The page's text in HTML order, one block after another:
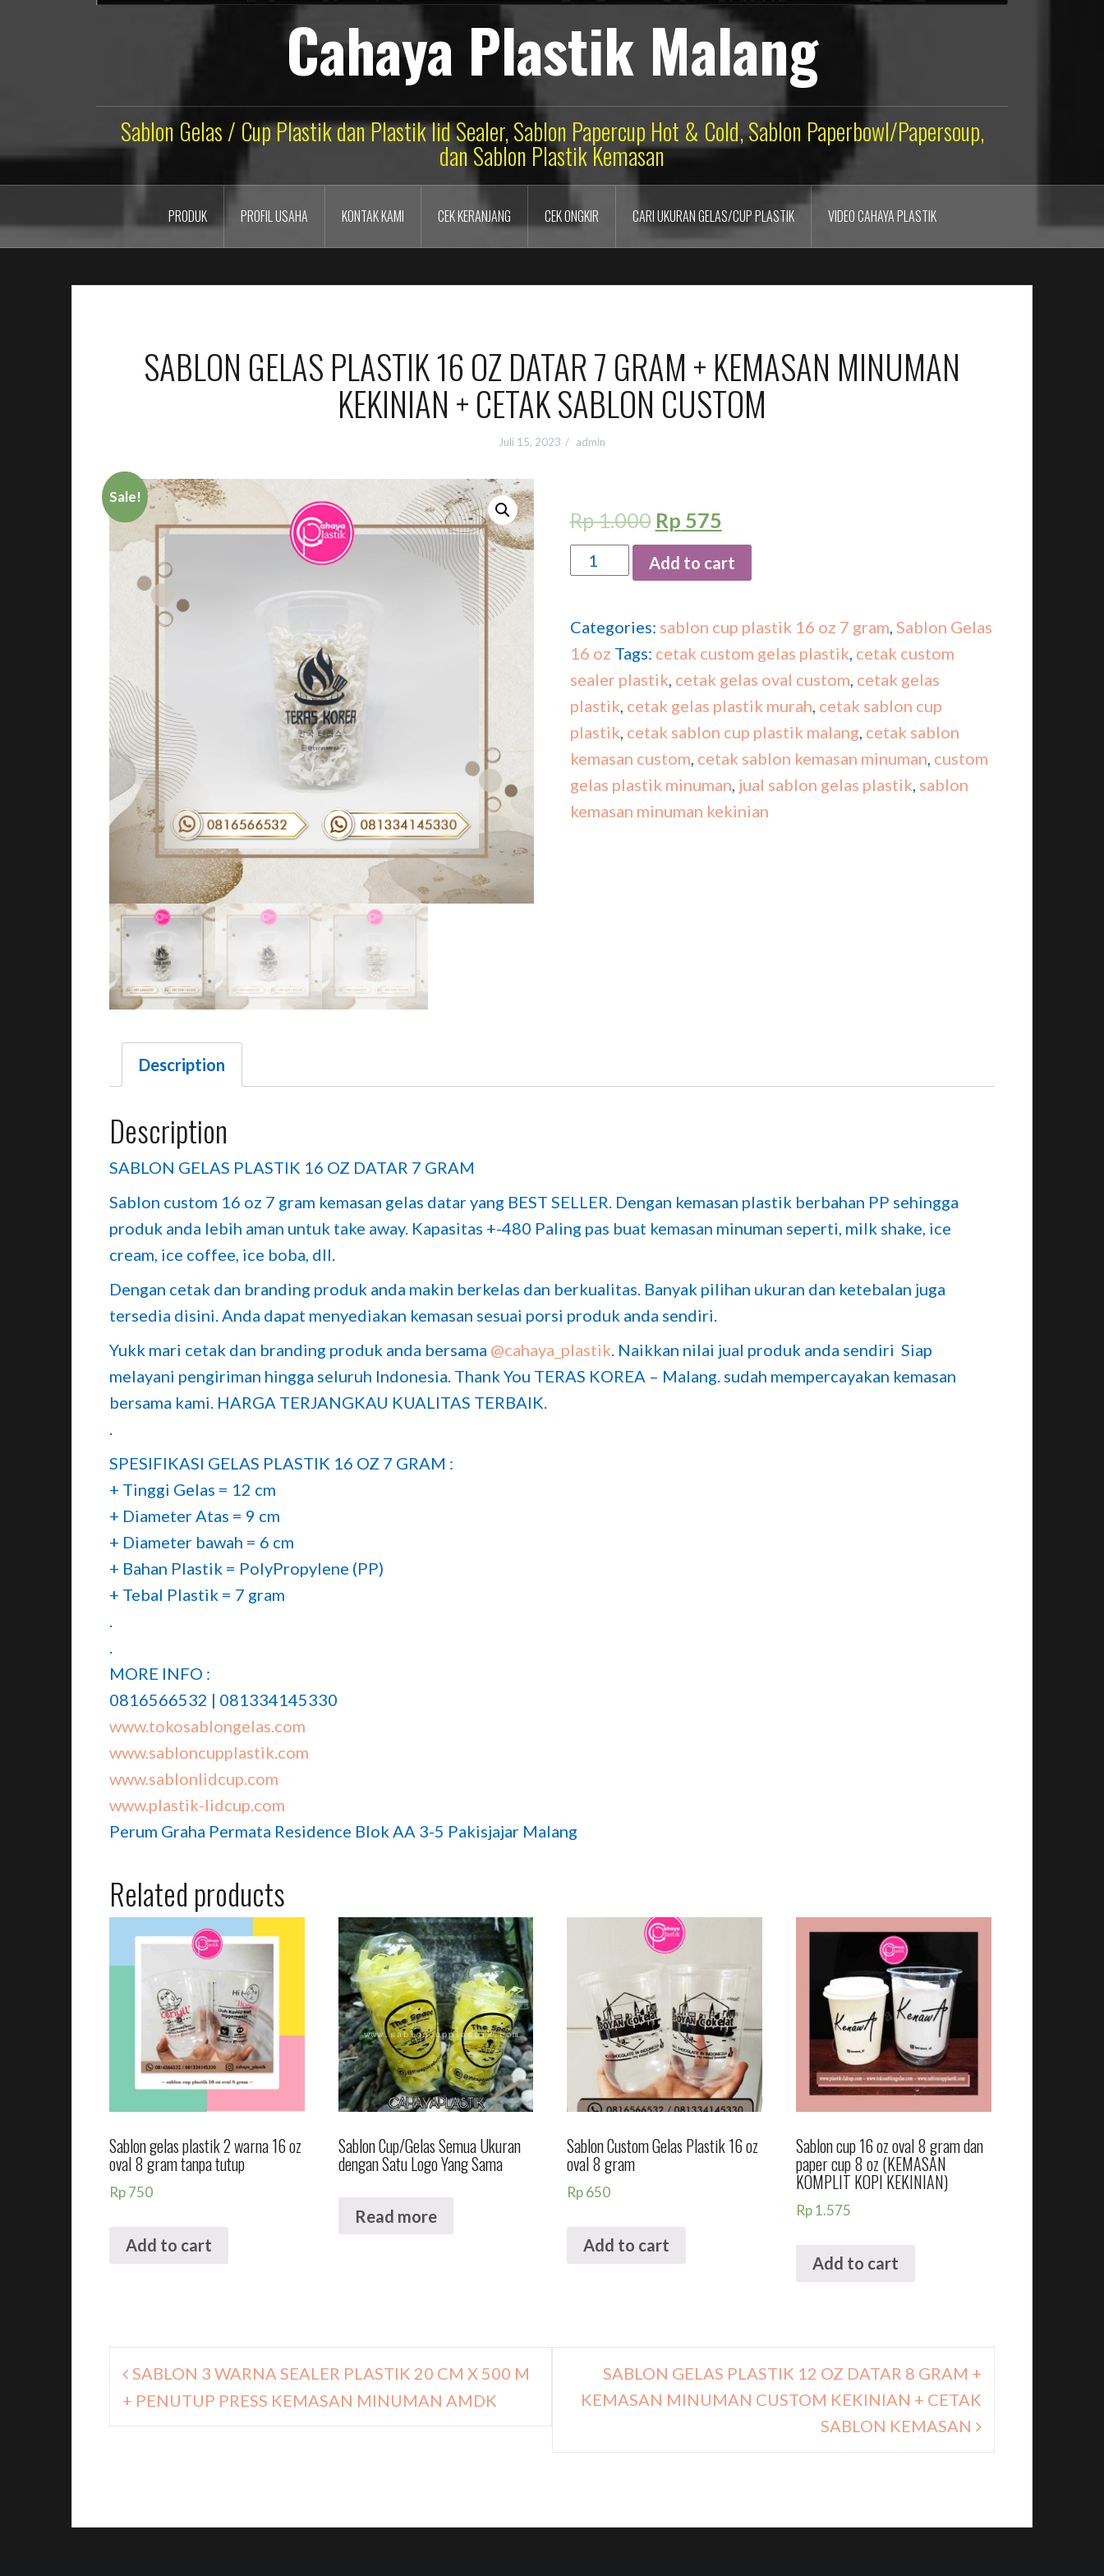
Cahaya Plastik Malang
Sablon Gelas / Cup Plastik dan Plastik lid Sealer, Sablon Papercup Hot & Cold, Sablon Paperbowl/Papersoup,
dan Sablon Plastik Kemasan
PRODUK PROFIL USAHA KONTAK KAMI CEK KERANJANG CEK ONGKIR CARI UKURAN GELAS/CUP PLASTIK VIDEO CAHAYA PLASTIK
SABLON GELAS PLASTIK 16 OZ DATAR 7 GRAM + KEMASAN MINUMAN
KEKINIAN + CETAK SABLON CUSTOM
Juli 15, 2023 admin
Sale!
Rp1.000 Rp 575
Quantity Add to cart
Categories: sablon cup plastik 16 oz 7 gram, Sablon Gelas
16 oz Tags: cetak custom gelas plastik, cetak custom
sealer plastik, cetak gelas oval custom, cetak gelas
plastik, cetak gelas plastik murah, cetak sablon cup
plastik, cetak sablon cup plastik malang, cetak sablon
kemasan custom, cetak sablon kemasan minuman, custom
gelas plastik minuman, jual sablon gelas plastik, sablon
kemasan minuman kekinian
Description
Description
SABLON GELAS PLASTIK 16 OZ DATAR 7 GRAM
Sablon custom 16 oz 7 gram kemasan gelas datar yang BEST SELLER. Dengan kemasan plastik berbahan PP sehingga
produk anda lebih aman untuk take away. Kapasitas +-480 Paling pas buat kemasan minuman seperti, milk shake, ice
cream, ice coffee, ice boba, dll.
Dengan cetak dan branding produk anda makin berkelas dan berkualitas. Banyak pilihan ukuran dan ketebalan juga
tersedia disini. Anda dapat menyediakan kemasan sesuai porsi produk anda sendiri.
Yukk mari cetak dan branding produk anda bersama @cahaya_plastik . Naikkan nilai jual produk anda sendiri Siap
melayani pengiriman hingga seluruh Indonesia. Thank You TERAS KOREA – Malang. sudah mempercayakan kemasan
bersama kami. HARGA TERJANGKAU KUALITAS TERBAIK.
SPESIFIKASI GELAS PLASTIK 16 OZ 7 GRAM :
+ Tinggi Gelas = 12 cm
+ Diameter Atas = 9 cm
+ Diameter bawah = 6 cm
+ Bahan Plastik = PolyPropylene (PP)
+ Tebal Plastik = 7 gram
MORE INFO :
0816566532 | 081334145330
www.tokosablongelas.com
www.sabloncupplastik.com
www.sablonlidcup.com
www.plastik-lidcup.com
Perum Graha Permata Residence Blok AA 3-5 Pakisjajar Malang
Related products
Sablon gelas plastik 2 warna 16 oz
oval 8 gram tanpa tutup
Rp750
Add to cart
Sablon Cup/Gelas Semua Ukuran
dengan Satu Logo Yang Sama
Read more
Sablon Custom Gelas Plastik 16 oz
oval 8 gram
Rp650
Add to cart
Sablon cup 16 oz oval 8 gram dan
paper cup 8 oz (KEMASAN
KOMPLIT KOPI KEKINIAN)
Rp1.575
Add to cart
Navigasi
posSABLON 3 WARNA SEALER PLASTIK 20 CM X 500 M
+ PENUTUP PRESS KEMASAN MINUMAN AMDK
SABLON GELAS PLASTIK 12 OZ DATAR 8 GRAM +
KEMASAN MINUMAN CUSTOM KEKINIAN + CETAK
SABLON KEMASAN